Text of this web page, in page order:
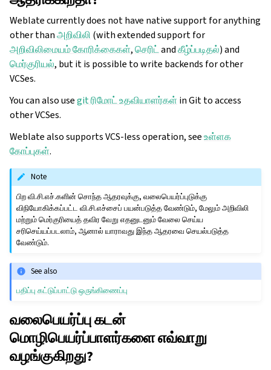
Weblate currently does not have native support for anything
other thanஅறிவிலி (with extended support for
அறிவிலிமையம் கோரிக்கைகள்,செரிட்andகீழ்ப்படிதல்) and
மெர்குரியல், but it is possible to write backends for other
VCSes.
You can also usegit ரிமோட் உதவியாளர்கள் in Git to access
other VCSes.
Weblate also supports VCS-less operation, seeஉள்ளக
கோப்புகள்.
Note
பிற வி.சி.எச்.களின் சொந்த ஆதரவுக்கு, வலைபெயர்ப்புடுக்கு
விநியோகிக்கப்பட்ட வி.சி.எச்சைப் பயன்படுத்த வேண்டும், மேலும் அறிவிலி
மற்றும் மெர்குரியைத் தவிர வேறு எதனுடனும் வேலை செய்ய
சரிசெய்யப்படலாம், ஆனால் யாராவது இந்த ஆதரவை செயல்படுத்த
வேண்டும்.
See also
பதிப்பு கட்டுப்பாட்டு ஒருங்கிணைப்பு
வலைபெயர்ப்பு கடன்
மொழிபெயர்ப்பாளர்களை எவ்வாறு
வழங்குகிறது?